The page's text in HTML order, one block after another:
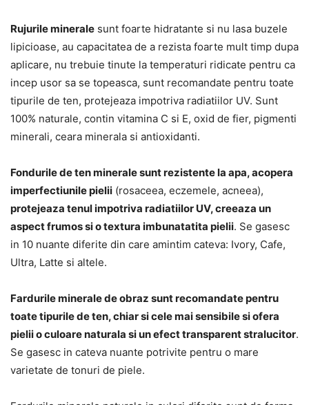
Rujurile minerale sunt foarte hidratante si nu lasa buzele
lipicioase, au capacitatea de a rezista foarte mult timp dupa
aplicare, nu trebuie tinute la temperaturi ridicate pentru ca
incep usor sa se topeasca, sunt recomandate pentru toate
tipurile de ten, protejeaza impotriva radiatiilor UV. Sunt
100% naturale, contin vitamina C si E, oxid de fier, pigmenti
minerali, ceara minerala si antioxidanti.
Fondurile de ten minerale sunt rezistente la apa, acopera
imperfectiunile pielii (rosaceea, eczemele, acneea),
protejeaza tenul impotriva radiatiilor UV, creeaza un
aspect frumos si o textura imbunatatita pielii. Se gasesc
in 10 nuante diferite din care amintim cateva: Ivory, Cafe,
Ultra, Latte si altele.
Fardurile minerale de obraz sunt recomandate pentru
toate tipurile de ten, chiar si cele mai sensibile si ofera
pielii o culoare naturala si un efect transparent stralucitor.
Se gasesc in cateva nuante potrivite pentru o mare
varietate de tonuri de piele.